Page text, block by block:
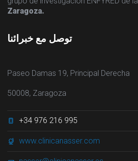
Zaragoza.
توصل مع خبرائنا
Paseo Damas 19, Principal Derecha
50008, Zaragoza
+34 976 216 995
www.clinicanasser.com